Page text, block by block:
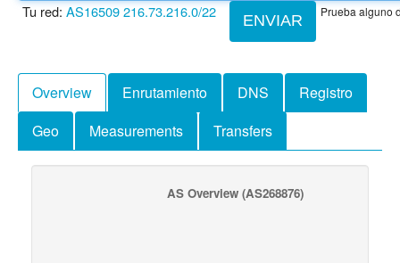
ENVIAR
Tu red: AS16509216.73.216.0/22 Prueba alguno
Overview Enrutamiento DNS
Registro
Geo
Measurements Transfers
AS Overview (AS268876)